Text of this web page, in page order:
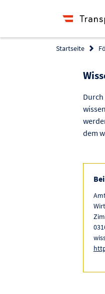
Startseite
dem